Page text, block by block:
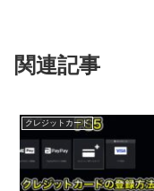
関連記事
クレジットカード